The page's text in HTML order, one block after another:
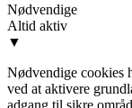
Nødvendige
Altid aktiv
▼
Nødvendige cookies
ved at aktivere
adgang til sikre